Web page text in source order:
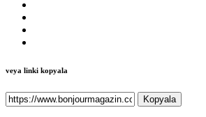
veya linki kopyala
Kopyala